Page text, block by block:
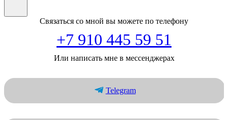
Связаться со мной вы можете по телефону
+7 910 445 59 51
Или написать мне в мессенджерах
Telegram